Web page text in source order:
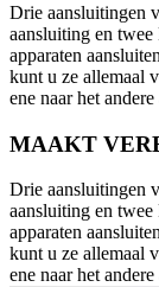
Drie aansluitingen
aansluiting en
apparaten
kunt u ze allemaal
ene naar het andere
MAAKT
Drie aansluitingen
aansluiting en
apparaten
kunt u ze allemaal
ene naar het andere